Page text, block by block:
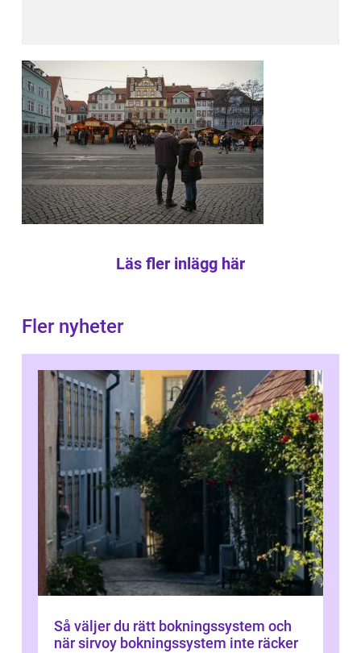
Läs fler inlägg här
Fler nyheter
Så väljer du rätt bokningssystem och
när sirvoy bokningssystem inte räcker